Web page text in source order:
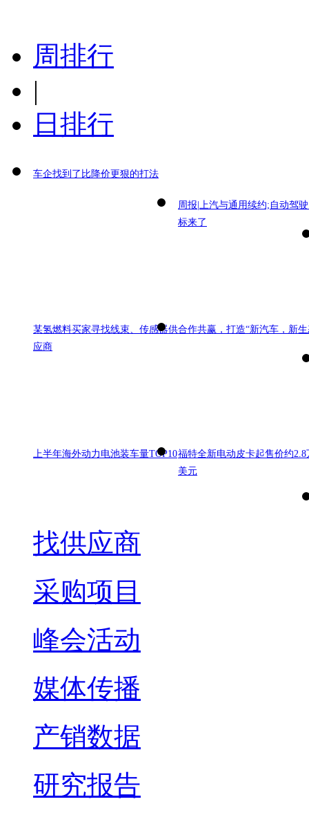
周排行
|
日排行
车企找到了比降价更狠的打法
周报|上汽与通用续约;自动驾
标来了
某氢燃料买家寻找线束、传感器供
应商
合作共赢，打造“新汽车，新生
上半年海外动力电池装车量TOP10福特全新电动皮卡起售价约2.8
美元
找供应商
采购项目
峰会活动
媒体传播
产销数据
研究报告